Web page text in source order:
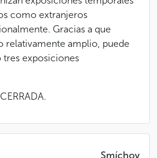
como extranjeros
Gracias a que
relativamente amplio, puede
tres exposiciones
Smíchov